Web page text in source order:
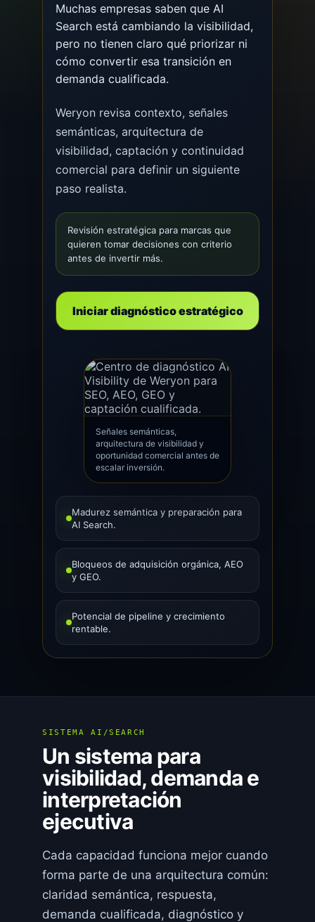
Muchas empresas saben que AI
Search está cambiando la visibilidad,
pero no tienen claro qué priorizar ni
cómo convertir esa transición en
demanda cualificada.
Weryon revisa contexto, señales
semánticas, arquitectura de
visibilidad, captación y continuidad
comercial para definir un siguiente
paso realista.
Revisión estratégica para marcas que
quieren tomar decisiones con criterio
antes de invertir más.
Iniciar diagnóstico estratégico
Señales semánticas,
arquitectura de visibilidad y
oportunidad comercial antes de
escalar inversión.
Madurez semántica y preparación para
AI Search.
Bloqueos de adquisición orgánica, AEO
y GEO.
Potencial de pipeline y crecimiento
rentable.
SISTEMA AI/SEARCH
Un sistema para
visibilidad, demanda e
interpretación
ejecutiva
Cada capacidad funciona mejor cuando
forma parte de una arquitectura común:
claridad semántica, respuesta,
demanda cualificada, diagnóstico y